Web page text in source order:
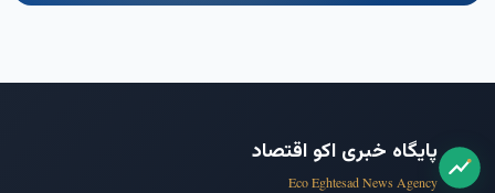
پایگاه خبری اکو اقتصاد
Eco Eghtesad News Agency